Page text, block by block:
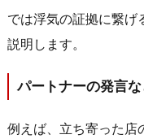
では浮気の証拠に繋げ
説明します。
パートナーの発言
例えば、立ち寄った店